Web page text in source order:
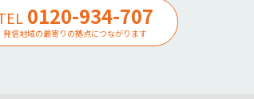
0120-934-707
発信地域の最寄りの拠点につながります